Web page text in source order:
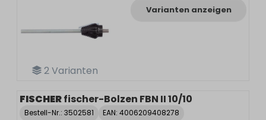
2Varianten
Varianten anzeigen
FISCHERfischer-Bolzen FBN II 10/10
Bestell-Nr.: 3502581 EAN: 4006209408278